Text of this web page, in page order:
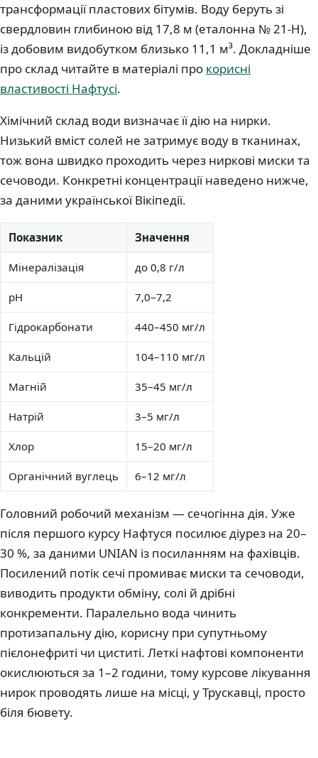
трансформації пластових бітумів. Воду беруть зі
свердловин глибиною від 17,8 м (еталонна № 21-Н),
із добовим видобутком близько 11,1 м³. Докладніше
про склад читайте в матеріалі про корисні
властивості Нафтусі.
Хімічний склад води визначає її дію на нирки.
Низький вміст солей не затримує воду в тканинах,
тож вона швидко проходить через ниркові миски та
сечоводи. Конкретні концентрації наведено нижче,
за даними української Вікіпедії.
Показник Значення
Мінералізація до 0,8 г/л
pH 7,0–7,2
Гідрокарбонати 440–450 мг/л
Кальцій 104–110 мг/л
Магній 35–45 мг/л
Натрій 3–5 мг/л
Хлор 15–20 мг/л
Органічний вуглець 6–12 мг/л
Головний робочий механізм — сечогінна дія. Уже
після першого курсу Нафтуся посилює діурез на 20–
30 %, за даними UNIAN із посиланням на фахівців.
Посилений потік сечі промиває миски та сечоводи,
виводить продукти обміну, солі й дрібні
конкременти. Паралельно вода чинить
протизапальну дію, корисну при супутньому
пієлонефриті чи циститі. Леткі нафтові компоненти
окислюються за 1–2 години, тому курсове лікування
нирок проводять лише на місці, у Трускавці, просто
біля бювету.